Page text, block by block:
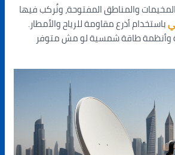
والمناطق المفتوحة، ونُركب فيها
باستخدام أذرع مقاومة للرياح والأمطار.
وأنظمة طاقة شمسية لو مش متوفر